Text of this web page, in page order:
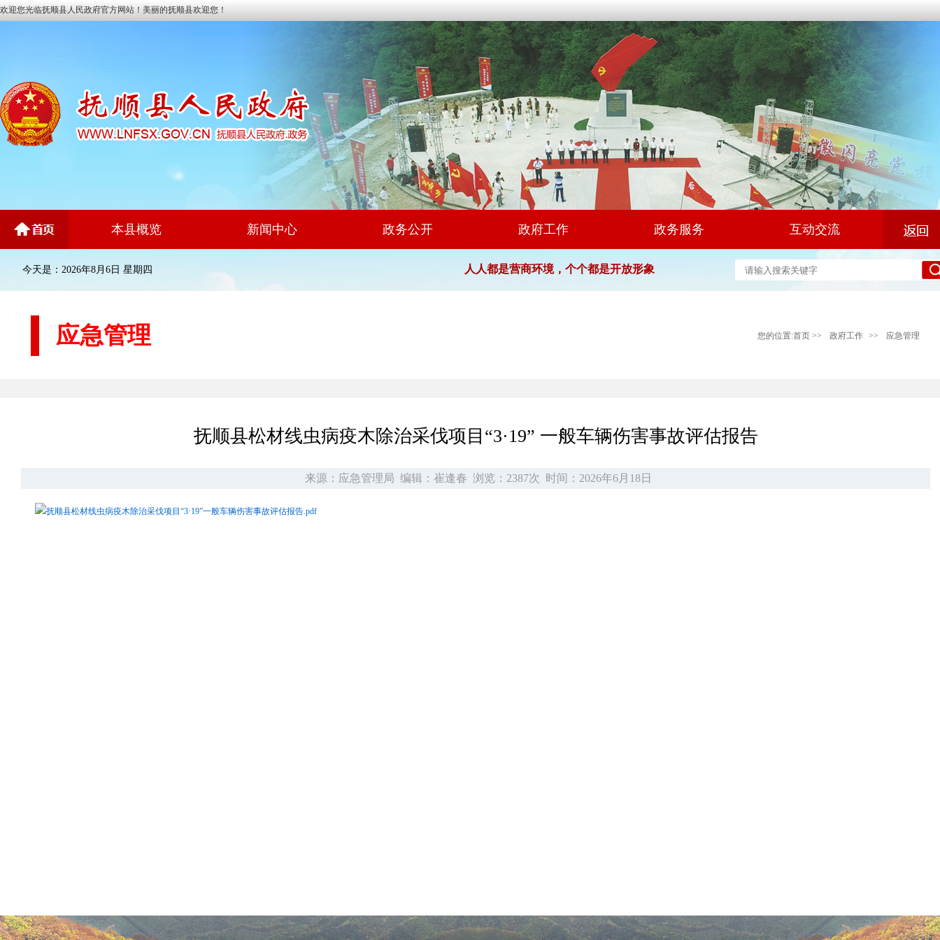
欢迎您光临抚顺县人民政府官方网站！美丽的抚顺县欢迎您！
本县概览 新闻中心 政务公开 政府工作 政务服务 互动交流
今天是：2026年8月6日 星期四 人人都是营商环境，个个都是开放形象
应急管理 您的位置:首页 >> 政府工作 >> 应急管理
抚顺县松材线虫病疫木除治采伐项目“3·19” 一般车辆伤害事故评估报告
来源：应急管理局 编辑：崔逢春 浏览：2387次 时间：2026年6月18日
抚顺县松材线虫病疫木除治采伐项目“3·19”一般车辆伤害事故评估报告.pdf